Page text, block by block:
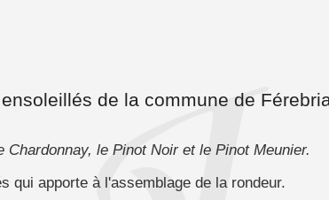
de la commune de
Chardonnay, le Pinot Noir et le Pinot Meunier.
qui apporte à l'assemblage de la rondeur.